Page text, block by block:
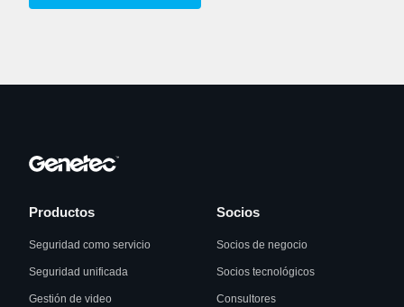
Productos
Seguridad como servicio
Seguridad unificada
Gestión de video
Socios
Socios de negocio
Socios tecnológicos
Consultores